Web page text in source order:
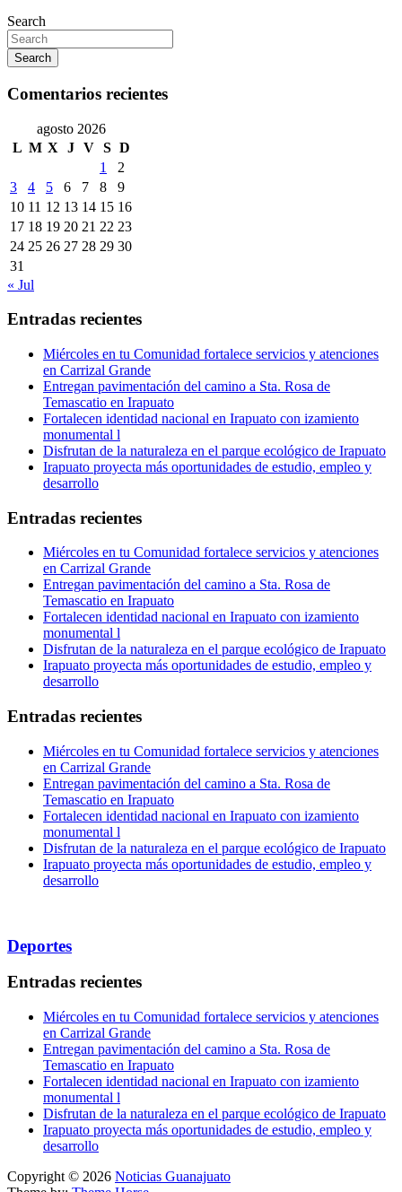
Search
Search
Comentarios recientes
agosto 2026
L M X J V S D
1
2
3
4 5 6 7 8
9
10 11 12 13 14 15 16
17 18 19 20 21 22 23
24 25 26 27 28 29 30
31
« Jul
Entradas recientes
Miércoles en tu Comunidad fortalece servicios y atenciones
en Carrizal Grande
Entregan pavimentación del camino a Sta. Rosa de
Temascatio en Irapuato
Fortalecen identidad nacional en Irapuato con izamiento
monumental l
Disfrutan de la naturaleza en el parque ecológico de Irapuato
Irapuato proyecta más oportunidades de estudio, empleo y
desarrollo
Entradas recientes
Miércoles en tu Comunidad fortalece servicios y atenciones
en Carrizal Grande
Entregan pavimentación del camino a Sta. Rosa de
Temascatio en Irapuato
Fortalecen identidad nacional en Irapuato con izamiento
monumental l
Disfrutan de la naturaleza en el parque ecológico de Irapuato
Irapuato proyecta más oportunidades de estudio, empleo y
desarrollo
Entradas recientes
Miércoles en tu Comunidad fortalece servicios y atenciones
en Carrizal Grande
Entregan pavimentación del camino a Sta. Rosa de
Temascatio en Irapuato
Fortalecen identidad nacional en Irapuato con izamiento
monumental l
Disfrutan de la naturaleza en el parque ecológico de Irapuato
Irapuato proyecta más oportunidades de estudio, empleo y
desarrollo
Deportes
Entradas recientes
Miércoles en tu Comunidad fortalece servicios y atenciones
en Carrizal Grande
Entregan pavimentación del camino a Sta. Rosa de
Temascatio en Irapuato
Fortalecen identidad nacional en Irapuato con izamiento
monumental l
Disfrutan de la naturaleza en el parque ecológico de Irapuato
Irapuato proyecta más oportunidades de estudio, empleo y
desarrollo
Copyright © 2026 Noticias Guanajuato